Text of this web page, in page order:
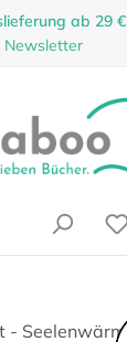
ab 29 €
Newsletter